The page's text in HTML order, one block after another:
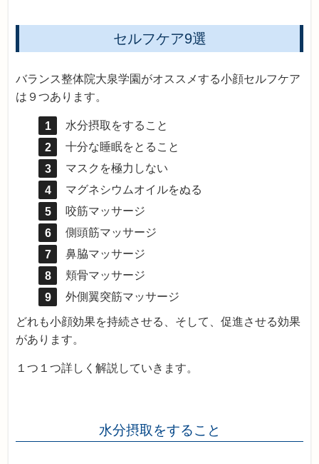
セルフケア9選
バランス整体院大泉学園がオススメする小顔セルフケア
は９つあります。
水分摂取をすること
十分な睡眠をとること
マスクを極力しない
マグネシウムオイルをぬる
咬筋マッサージ
側頭筋マッサージ
鼻脇マッサージ
頬骨マッサージ
外側翼突筋マッサージ
どれも小顔効果を持続させる、そして、促進させる効果
があります。
１つ１つ詳しく解説していきます。
水分摂取をすること